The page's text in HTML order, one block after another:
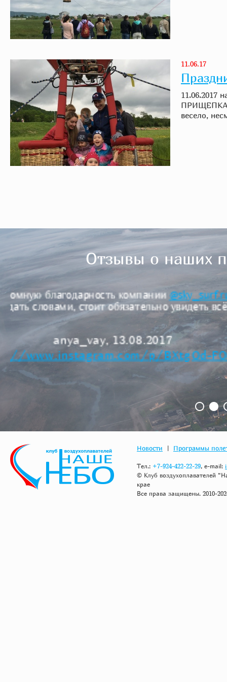
11.06.17
11.06.2017
ПРИЩЕПКА"
весело,
Отзывы о наших
Приземляться было
https://
1 2
Новости | Программы
Тел.: +7-924-422-22-29, e-mail:
© Клуб воздухоплавателей
крае
Все права защищены. 2010-